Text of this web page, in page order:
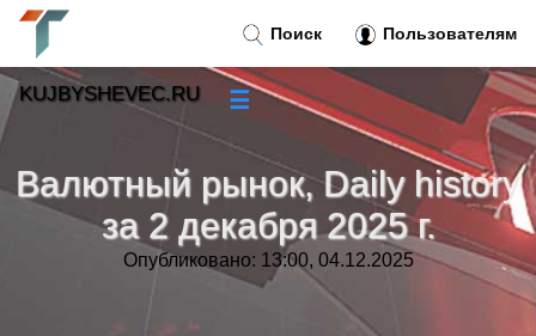
Валютный рынок, Daily history
за 2 декабря 2025 г.
Опубликовано: 13:00, 04.12.2025
Поиск Пользователям
KUJBYSHEVEC.RU ☰
»
Тренды новостей »
»